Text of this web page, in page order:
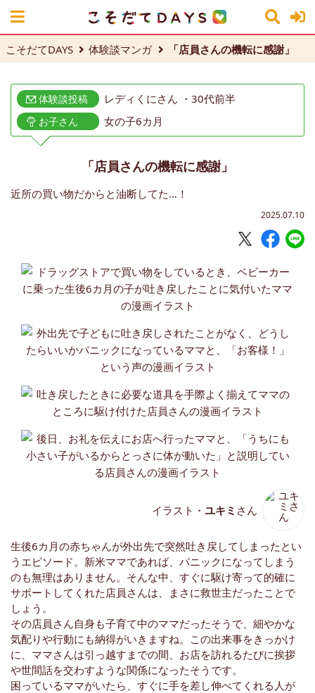
こそだてDAYS 体験談マンガ 「店員さんの機転に感謝」
体験談投稿 レディくにさん ・30代前半
お子さん 女の子6カ月
「店員さんの機転に感謝」
近所の買い物だからと油断してた…！
2025.07.10
イラスト・ ユキミ さん
生後6カ月の赤ちゃんが外出先で突然吐き戻してしまったとい
うエピソード。新米ママであれば、パニックになってしまう
のも無理はありません。そんな中、すぐに駆け寄って的確に
サポートしてくれた店員さんは、まさに救世主だったことで
しょう。
その店員さん自身も子育て中のママだったそうで、細やかな
気配りや行動にも納得がいきますね。この出来事をきっかけ
に、ママさんは引っ越すまでの間、お店を訪れるたびに挨拶
や世間話を交わすような関係になったそうです。
困っているママがいたら、すぐに手を差し伸べてくれる人が